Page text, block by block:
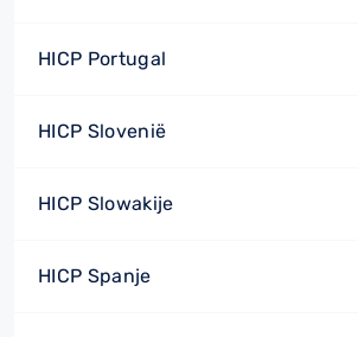
HICP Portugal
HICP Slovenië
HICP Slowakije
HICP Spanje